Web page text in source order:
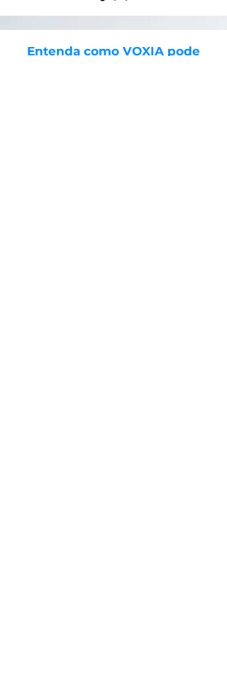
Entenda como VOXIA pode